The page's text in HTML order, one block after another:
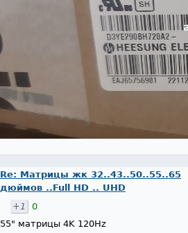
Re: Матрицы жк 32..43..50..55..65
дюймов ..Full HD .. UHD
+1
0
55" матрицы 4K 120Hz